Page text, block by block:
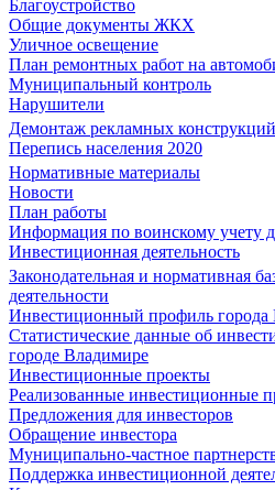
Благоустройство
Общие документы ЖКХ
Уличное освещение
План ремонтных работ на
Муниципальный контроль
Нарушители
Демонтаж рекламных
Перепись населения 2020
Нормативные материалы
Новости
План работы
Информация по воинскому учету
Инвестиционная деятельность
Законодательная и нормативная
деятельности
Инвестиционный профиль города
Статистические данные об
городе Владимире
Инвестиционные проекты
Реализованные инвестиционные
Предложения для инвесторов
Обращение инвестора
Муниципально-частное
Поддержка инвестиционной